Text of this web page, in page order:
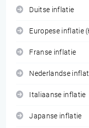
Duitse inflatie
Europese inflatie
Franse inflatie
Nederlandse
Italiaanse inflatie
Japanse inflatie